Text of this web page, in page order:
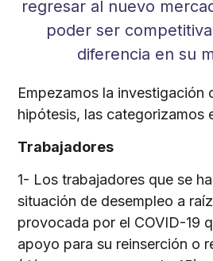
regresar al nuevo
poder ser
diferencia en su
Empezamos la investigación
hipótesis, las categorizamos
Trabajadores
1- Los trabajadores que se
situación de desempleo a
provocada por el COVID-19
apoyo para su reinserción o